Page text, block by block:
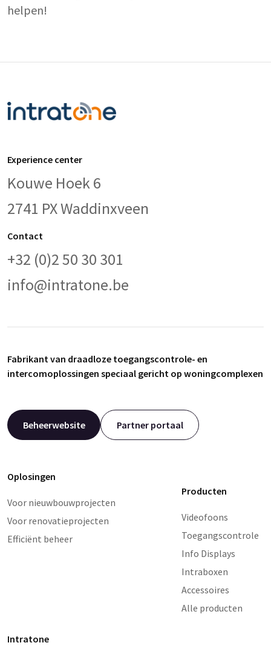
helpen!
Experience center
Kouwe Hoek 6
2741 PX Waddinxveen
Contact
+32 (0)2 50 30 301
info@intratone.be
Fabrikant van draadloze toegangscontrole- en
intercomoplossingen speciaal gericht op woningcomplexen
Beheerwebsite Partner portaal
Oplosingen
Voor nieuwbouwprojecten
Voor renovatieprojecten
Efficiënt beheer
Producten
Videofoons
Toegangscontrole
Info Displays
Intraboxen
Accessoires
Alle producten
Intratone